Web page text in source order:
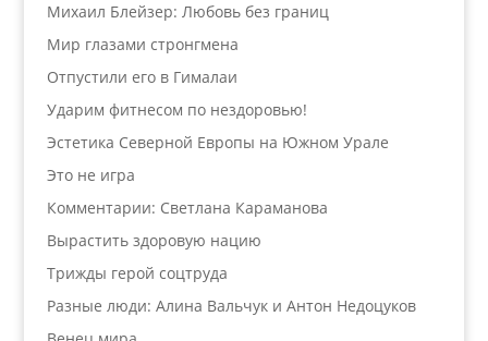
Михаил Блейзер: Любовь без границ
Мир глазами стронгмена
Отпустили его в Гималаи
Ударим фитнесом по нездоровью!
Эстетика Северной Европы на Южном Урале
Это не игра
Комментарии: Светлана Караманова
Вырастить здоровую нацию
Трижды герой соцтруда
Разные люди: Алина Вальчук и Антон Недоцуков